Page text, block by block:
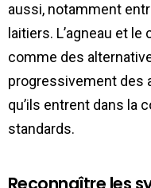
aussi, notamment
laitiers. L’agneau et
comme des
progressivement des
qu’ils entrent dans la
standards.